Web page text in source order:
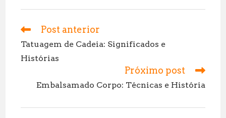
ai
l
at
s
A
p
e
g
r
m
a
e
Leia
artigos
Post anterior
Tatuagem de Cadeia: Significados e
Histórias
Próximo post
Embalsamado Corpo: Técnicas e História